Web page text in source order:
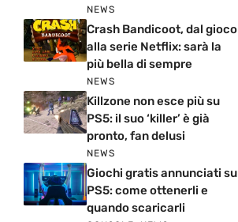
NEWS
Crash Bandicoot, dal gioco
alla serie Netflix: sarà la
più bella di sempre
NEWS
Killzone non esce più su
PS5: il suo ‘killer’ è già
pronto, fan delusi
NEWS
Giochi gratis annunciati su
PS5: come ottenerli e
quando scaricarli